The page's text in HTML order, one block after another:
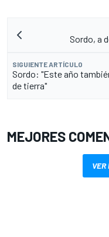
Sordo, a
SIGUIENTE ARTÍCULO
Sordo: "Este año
de tierra"
MEJORES
VER